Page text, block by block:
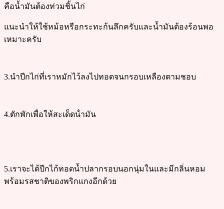
คือน้ำมันต้องท่วมชิ้นไก่
แนะนำให้ใช้หม้อหรือกระทะก้นลึกครับและน้ำมันต้องร้อนพอ
เหมาะครับ
3.นำปีกไก่ที่เราหมักไว้ลงไปทอดจนกรอบเหลืองตามชอบ
4.ตักพักเพื่อให้สะเด็ดน้ํามัน
5.เราจะได้ปีกไก้ทอดน้ำปลากรอบนอกนุ่มในและมีกลิ่นหอม
พร้อมรสชาติของพริกแกงอีกด้วย